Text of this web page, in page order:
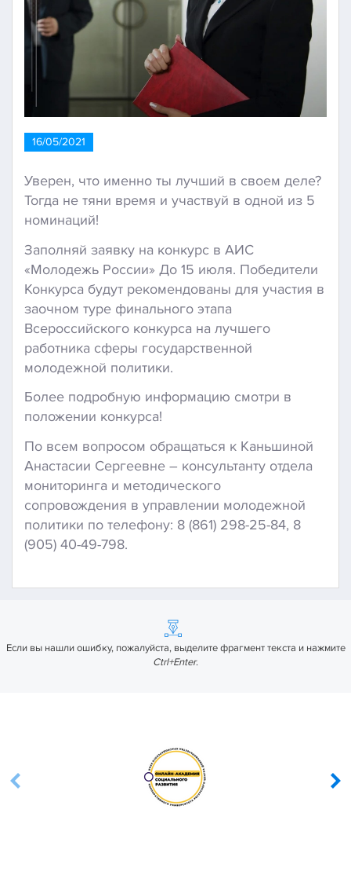
16/05/2021
Уверен, что именно ты лучший в своем деле?
Тогда не тяни время и участвуй в одной из 5
номинаций!
Заполняй заявку на конкурс в АИС
«Молодежь России» До 15 июля. Победители
Конкурса будут рекомендованы для участия в
заочном туре финального этапа
Всероссийского конкурса на лучшего
работника сферы государственной
молодежной политики.
Более подробную информацию смотри в
положении конкурса!
По всем вопросом обращаться к Каньшиной
Анастасии Сергеевне – консультанту отдела
мониторинга и методического
сопровождения в управлении молодежной
политики по телефону: 8 (861) 298-25-84, 8
(905) 40-49-798.
Если вы нашли ошибку, пожалуйста, выделите фрагмент текста и нажмите
Ctrl+Enter.